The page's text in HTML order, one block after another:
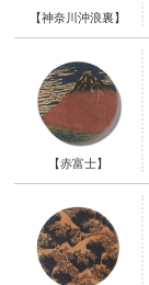
【神奈川沖浪裏】
【赤富士】